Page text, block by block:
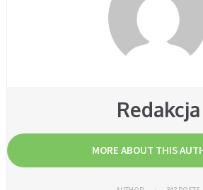
Redakcja
MORE ABOUT THIS